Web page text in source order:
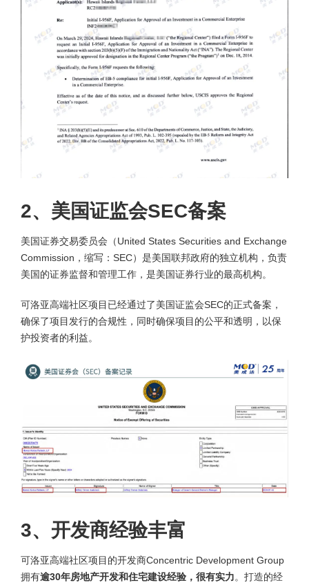
2、美国证监会SEC备案
美国证券交易委员会（United States Securities and Exchange
Commission，缩写：SEC）是美国联邦政府的独立机构，负责
美国的证券监督和管理工作，是美国证券行业的最高机构。
可洛亚高端社区项目已经通过了美国证监会SEC的正式备案，
确保了项目发行的合规性，‌同时确保项目的公平和透明，以保
护投资者的利益。
3、开发商经验丰富
可洛亚高端社区项目的开发商Concentric Development Group
拥有逾30年房地产开发和住宅建设经验，很有实力。打造的经